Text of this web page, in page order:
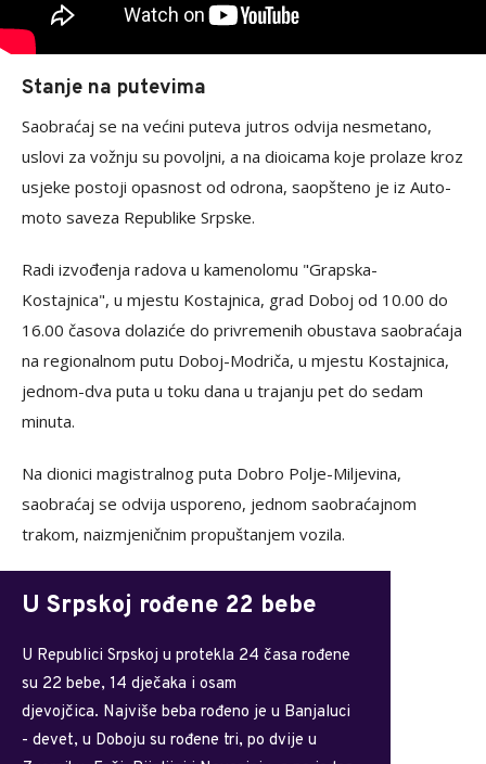
Stanje na putevima
Saobraćaj se na većini puteva jutros odvija nesmetano,
uslovi za vožnju su povoljni, a na dioicama koje prolaze kroz
usjeke postoji opasnost od odrona, saopšteno je iz Auto-
moto saveza Republike Srpske.
Radi izvođenja radova u kamenolomu "Grapska-
Kostajnica", u mjestu Kostajnica, grad Doboj od 10.00 do
16.00 časova dolaziće do privremenih obustava saobraćaja
na regionalnom putu Doboj-Modriča, u mjestu Kostajnica,
jednom-dva puta u toku dana u trajanju pet do sedam
minuta.
Na dionici magistralnog puta Dobro Polje-Miljevina,
saobraćaj se odvija usporeno, jednom saobraćajnom
trakom, naizmjeničnim propuštanjem vozila.
U Srpskoj rođene 22 bebe
U Republici Srpskoj u protekla 24 časa rođene
su 22 bebe, 14 dječaka i osam
djevojčica. Najviše beba rođeno je u Banjaluci
- devet, u Doboju su rođene tri, po dvije u